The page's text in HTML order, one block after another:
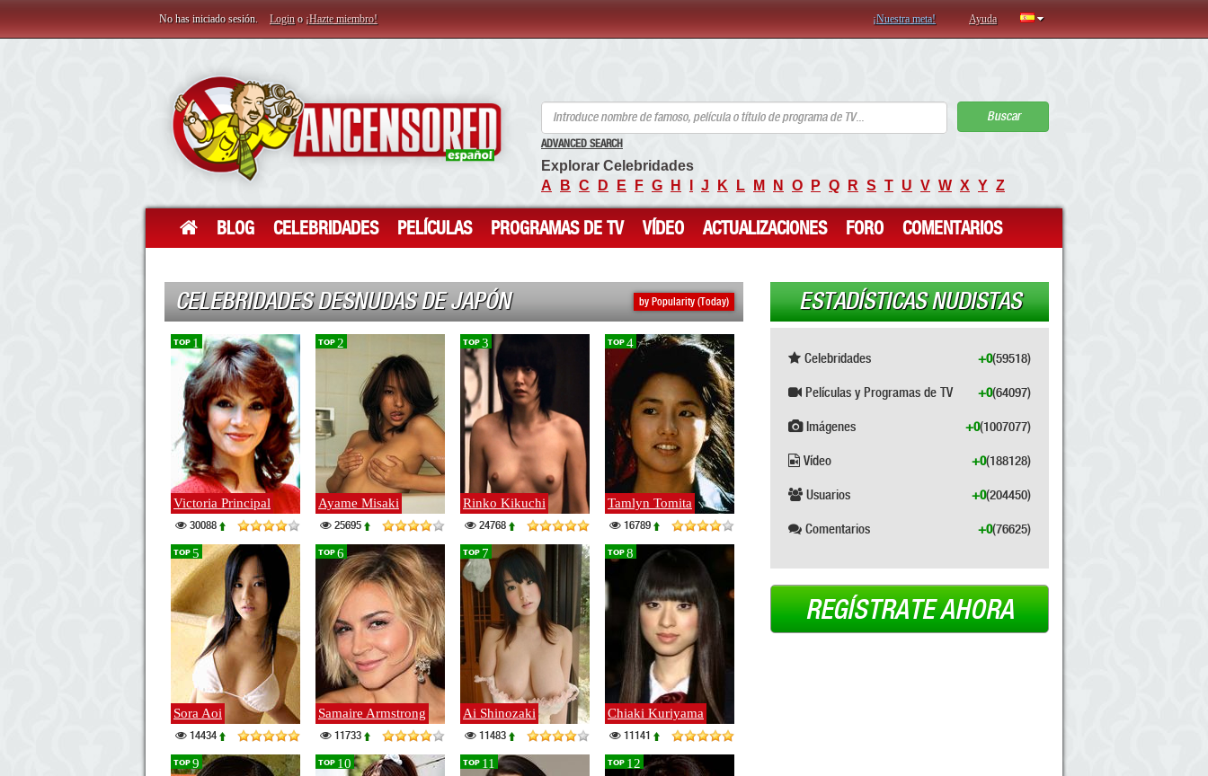
No has iniciado sesión. Login o ¡Hazte miembro! ¡Nuestra meta! Ayuda
Buscar
ADVANCED SEARCH
Explorar Celebridades
A
B C D E F G H J K L M N O P Q R S T U V W X Y Z
BLOG CELEBRIDADES PELÍCULAS PROGRAMAS DE TV VÍDEO ACTUALIZACIONES FORO COMENTARIOS
by Popularity (Today)
CELEBRIDADES DESNUDAS DE JAPÓN
TOP 1
Victoria Principal
30088
TOP 2
Ayame Misaki
25695
TOP 3
Rinko Kikuchi
24768
TOP 4
Tamlyn Tomita
16789
TOP 5
Sora Aoi
14434
TOP 6
Samaire Armstrong
11733
TOP 7
Ai Shinozaki
11483
TOP 8
Chiaki Kuriyama
11141
TOP 9 TOP 10 TOP 11 TOP 12
ESTADÍSTICAS NUDISTAS
Celebridades (59518)
+0
Películas y Programas de TV (64097)
+0
Imágenes (1007077)
+0
Vídeo (188128)
+0
Usuarios (204450)
+0
Comentarios (76625)
+0
REGÍSTRATE AHORA